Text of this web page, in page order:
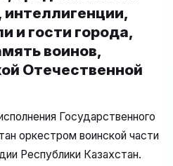
и гости города,
воинов,
Отечественной
Государственного
оркестром воинской части
Республики Казахстан.